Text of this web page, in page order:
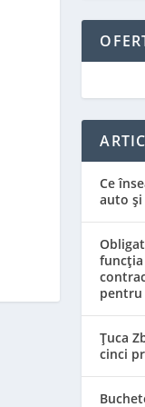
Ce
auto și
pentru
Țuca
cinci